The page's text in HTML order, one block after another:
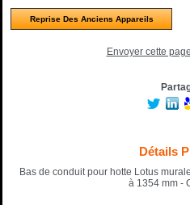
Reprise Des Anciens Appareils
Envoyer cette
Détails
Bas de conduit pour hotte Lotus
à 1354 mm -